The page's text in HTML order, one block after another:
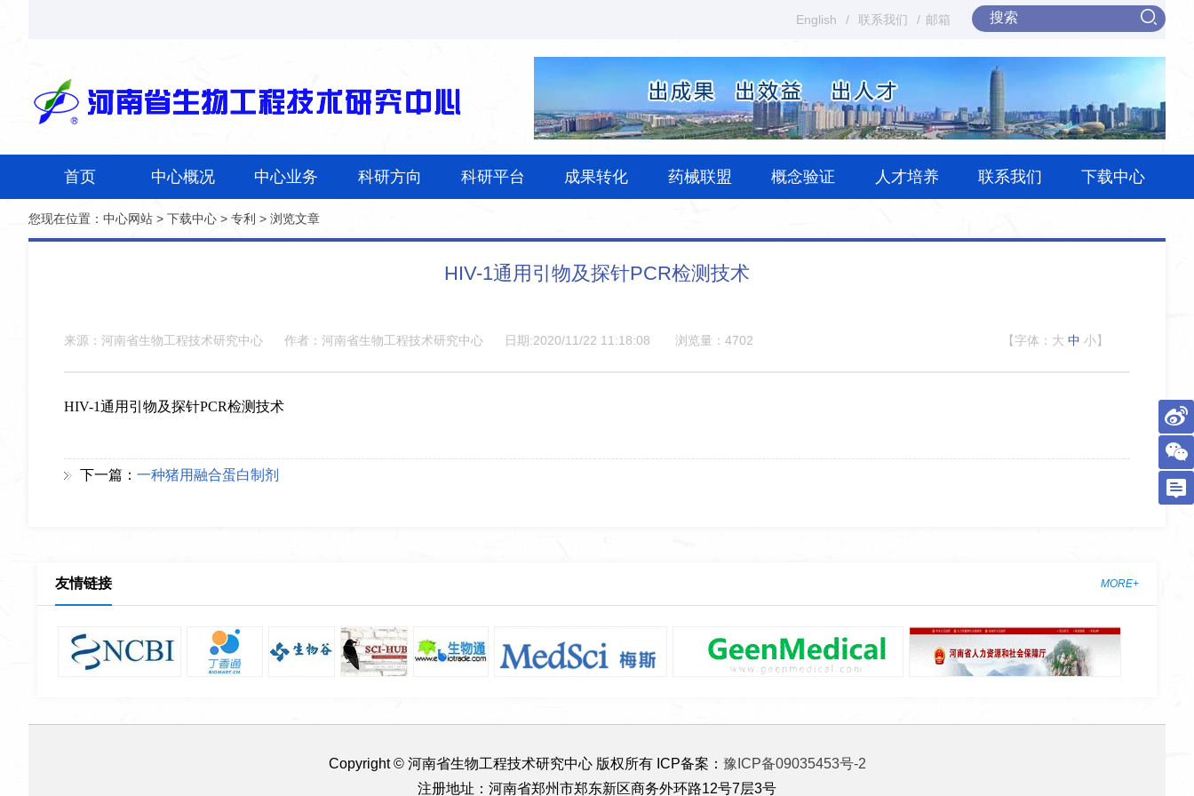
English / 联系我们 / 邮箱
首页 中心概况 中心业务 科研方向 科研平台 成果转化 药械联盟 概念验证 人才培养 联系我们 下载中心
您现在位置： 中心网站 > 下载中心 > 专利 > 浏览文章
HIV-1通用引物及探针PCR检测技术
来源：河南省生物工程技术研究中心 作者：河南省生物工程技术研究中心 日期:2020/11/22 11:18:08 浏览量： 4702 【字体： 大 中 小】
HIV-1通用引物及探针PCR检测技术
下一篇： 一种猪用融合蛋白制剂
友情链接 MORE+
Copyright © 河南省生物工程技术研究中心 版权所有 ICP备案： 豫ICP备09035453号-2
注册地址：河南省郑州市郑东新区商务外环路12号7层3号